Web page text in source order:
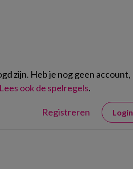
zijn. Heb je nog geen account,
Lees ook de spelregels.
Registreren Login